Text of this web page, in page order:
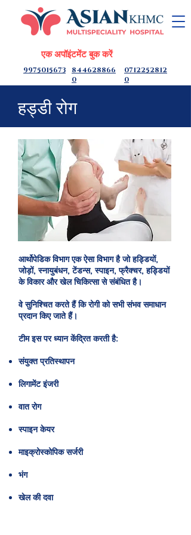
एक अपॉइंटमेंट बुक करें
9975015673
844628866
0
0712252812
0
हड्डी रोग
आर्थोपेडिक विभाग एक ऐसा विभाग है जो हड्डियों,
जोड़ों, स्नायुबंधन, टेंडन्स, स्पाइन, फ्रैक्चर, हड्डियों
के विकार और खेल चिकित्सा से संबंधित है।
वे सुनिश्चित करते हैं कि रोगी को सभी संभव समाधान
प्रदान किए जाते हैं।
टीम इस पर ध्यान केंद्रित करती है:
संयुक्त प्रतिस्थापन
लिगामेंट इंजरी
वात रोग
स्पाइन केयर
माइक्रोस्कोपिक सर्जरी
भंग
खेल की दवा